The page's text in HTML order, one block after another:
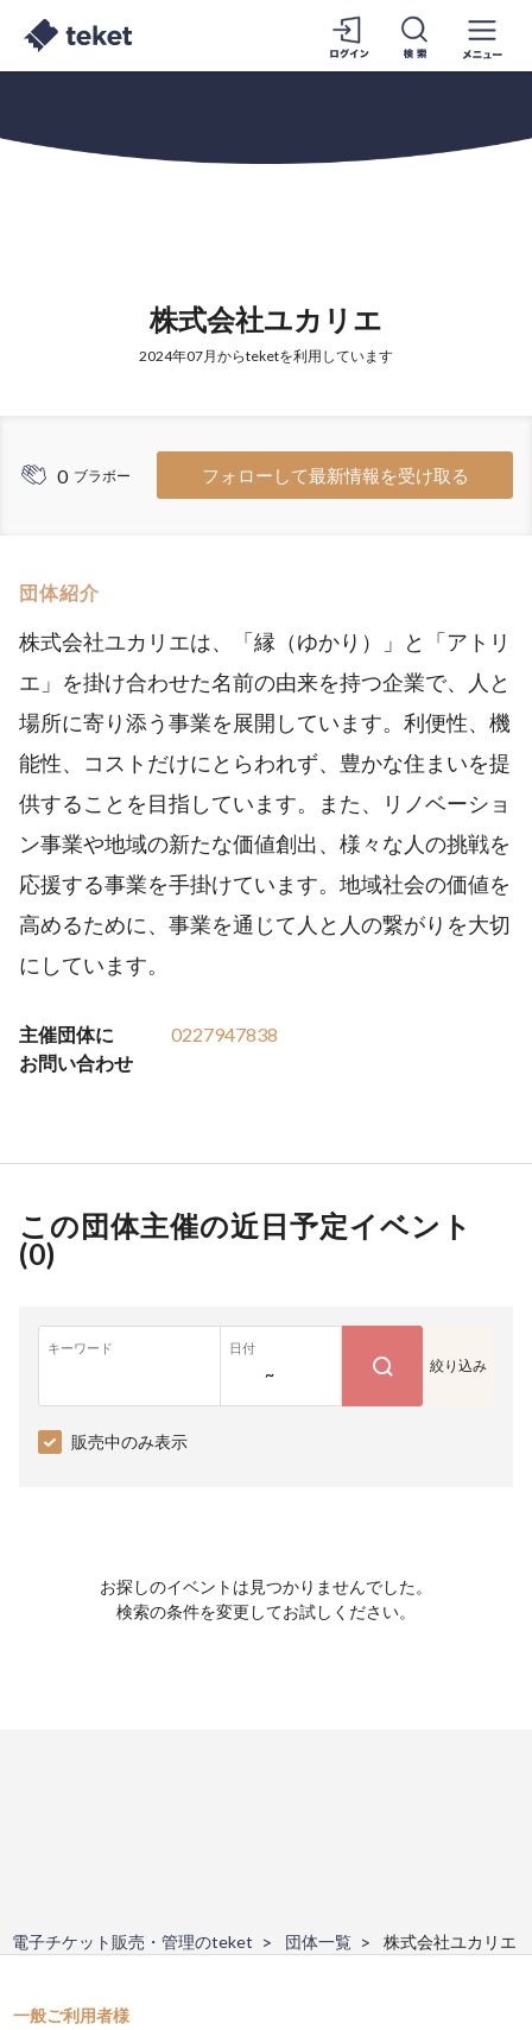
株式会社ユカリエ
2024年07月からteketを利用しています
0 ブラボー フォローして最新情報を受け取る
団体紹介
株式会社ユカリエは、「縁（ゆかり）」と「アトリ
エ」を掛け合わせた名前の由来を持つ企業で、人と
場所に寄り添う事業を展開しています。利便性、機
能性、コストだけにとらわれず、豊かな住まいを提
供することを目指しています。また、リノベーショ
ン事業や地域の新たな価値創出、様々な人の挑戦を
応援する事業を手掛けています。地域社会の価値を
高めるために、事業を通じて人と人の繋がりを大切
にしています。
主催団体に
お問い合わせ
0227947838
この団体主催の近日予定イベント
(0)
キーワード 日付
~ 絞り込み
販売中のみ表示
お探しのイベントは見つかりませんでした。
検索の条件を変更してお試しください。
電子チケット販売・管理のteket 団体一覧 株式会社ユカリエ
一般ご利用者様